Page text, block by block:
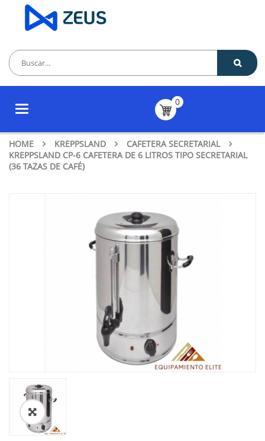
Toggle
0
HOME KREPPSLAND
CAFETERA SECRETARIAL
KREPPSLAND CP-6 CAFETERA DE 6 LITROS TIPO SECRETARIAL
(36 TAZAS DE CAFÉ)
🔍